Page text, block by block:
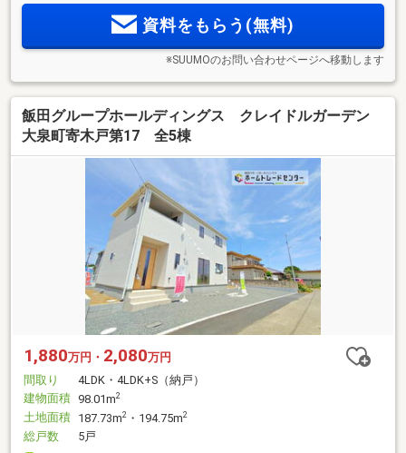
資料をもらう(無料)
※SUUMOのお問い合わせページへ移動します
飯田グループホールディングス クレイドルガーデン
大泉町寄木戸第17 全5棟
1,880万円・ 2,080万円
間取り
4LDK・4LDK+S（納戸）
建物面積 98.01m2
土地面積 187.73m2 ・194.75m2
総戸数
5戸